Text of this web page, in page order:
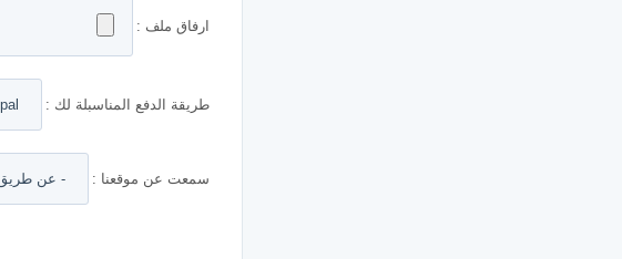
ارفاق ملف :
طريقة الدفع المناسبلة لك :
سمعت عن موقعنا :